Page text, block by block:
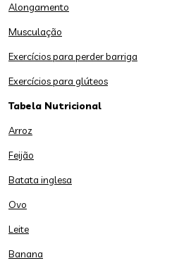
Alongamento
Musculação
Exercícios para perder barriga
Exercícios para glúteos
Tabela Nutricional
Arroz
Feijão
Batata inglesa
Ovo
Leite
Banana